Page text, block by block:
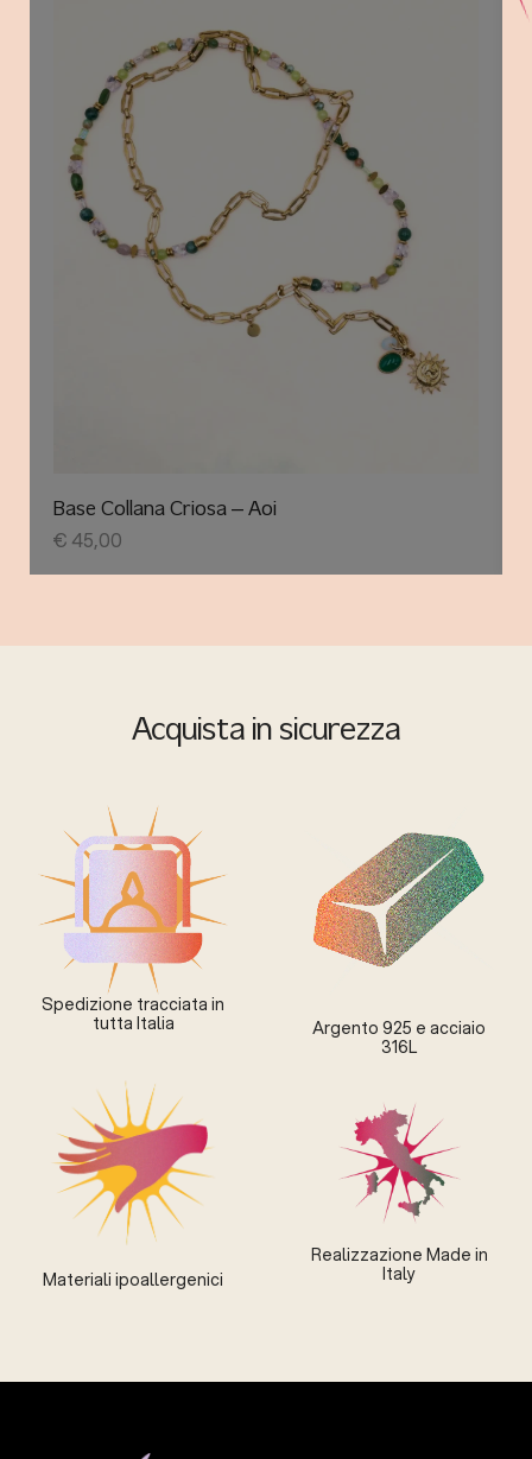
Base Collana Criosa – Aoi
€ 45,00
Acquista in sicurezza
Spedizione tracciata in
tutta Italia
Argento 925 e acciaio
316L
Materiali ipoallergenici
Realizzazione Made in
Italy